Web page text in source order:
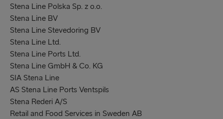
Stena Line Polska Sp. z o.o.
Stena Line BV
Stena Line Stevedoring BV
Stena Line Ltd.
Stena Line Ports Ltd.
Stena Line GmbH & Co. KG
SIA Stena Line
AS Stena Line Ports Ventspils
Stena Rederi A/S
Retail and Food Services in Sweden AB